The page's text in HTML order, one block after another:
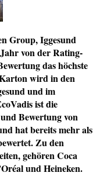
Group, Iggesund
von der Rating-
das höchste
wird in den
und im
ist die
Bewertung von
hat bereits mehr als
Zu den
gehören Coca
und Heineken.